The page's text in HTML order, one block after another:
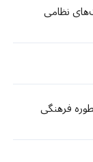
نظامی
فرهنگی